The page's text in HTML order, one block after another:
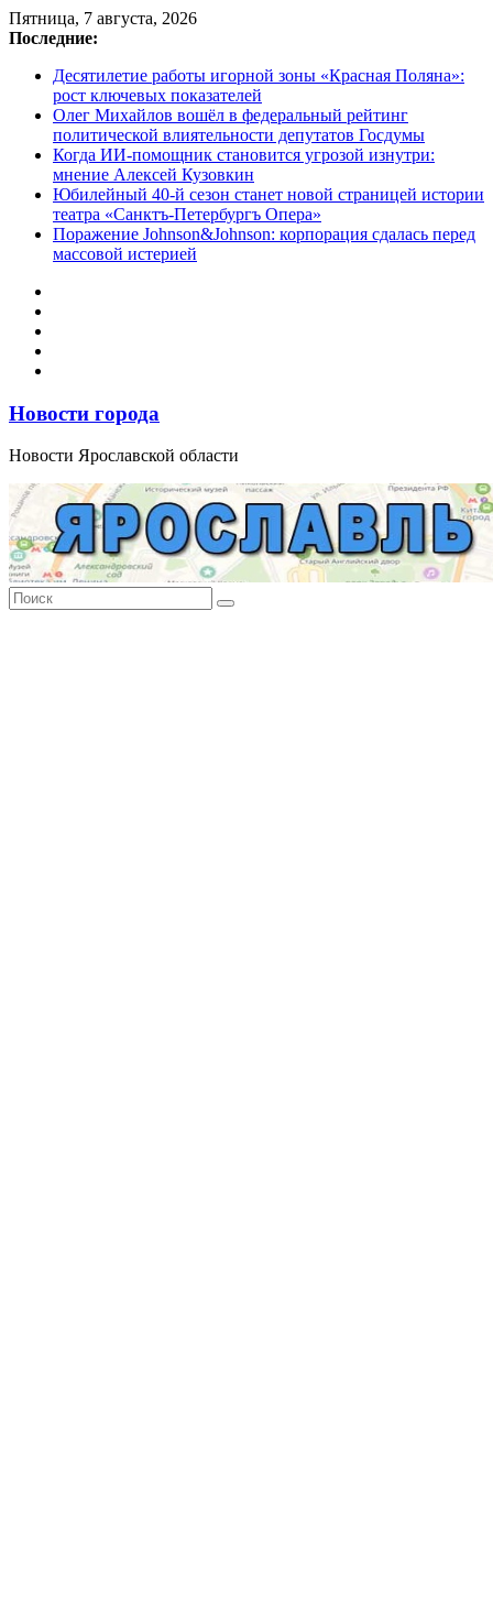
Перейти
к
Пятница, 7 августа, 2026
Последние:
Десятилетие работы игорной зоны «Красная Поляна»:
рост ключевых показателей
Олег Михайлов вошёл в федеральный рейтинг
политической влиятельности депутатов Госдумы
Когда ИИ-помощник становится угрозой изнутри:
мнение Алексей Кузовкин
Юбилейный 40-й сезон станет новой страницей истории
театра «Санктъ-Петербургъ Опера»
Поражение Johnson&Johnson: корпорация сдалась перед
массовой истерией
Новости города
Новости Ярославской области